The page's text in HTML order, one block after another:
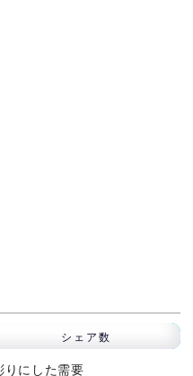
シェア数
りにした需要